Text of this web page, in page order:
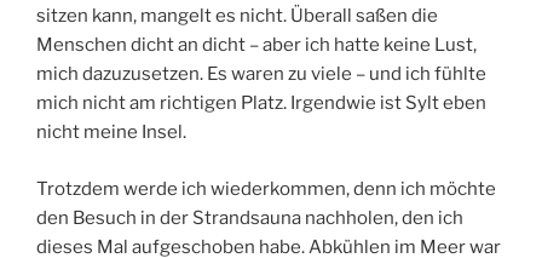
sitzen kann, mangelt es nicht. Überall saßen die
Menschen dicht an dicht – aber ich hatte keine Lust,
mich dazuzusetzen. Es waren zu viele – und ich fühlte
mich nicht am richtigen Platz. Irgendwie ist Sylt eben
nicht meine Insel.
Trotzdem werde ich wiederkommen, denn ich möchte
den Besuch in der Strandsauna nachholen, den ich
dieses Mal aufgeschoben habe. Abkühlen im Meer war